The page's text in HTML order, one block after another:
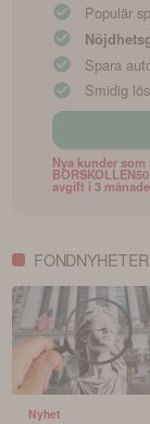
Populär
Spara
Smidig
Nya kunder
avgift i 3
FONDNYHETER
Nyhet